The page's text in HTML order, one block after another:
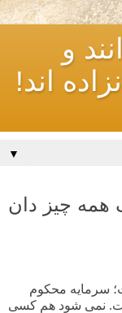
و
اند!
▼
همه چیز دان
سرمایه محکوم
نمی شود هم کسی